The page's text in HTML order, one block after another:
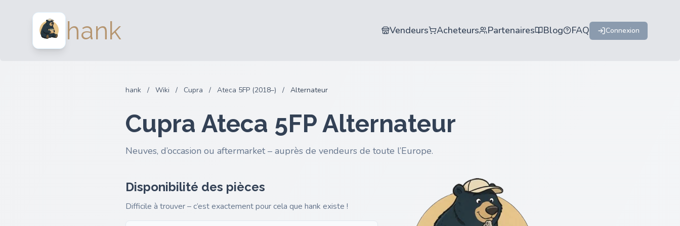
hank Vendeurs Acheteurs Partenaires Blog FAQ Connexion
hank / Wiki / Cupra / Ateca 5FP (2018–) / Alternateur
Cupra Ateca 5FP Alternateur
Neuves, d’occasion ou aftermarket – auprès de vendeurs de toute l’Europe.
Disponibilité des pièces
Difficile à trouver – c’est exactement pour cela que hank existe !